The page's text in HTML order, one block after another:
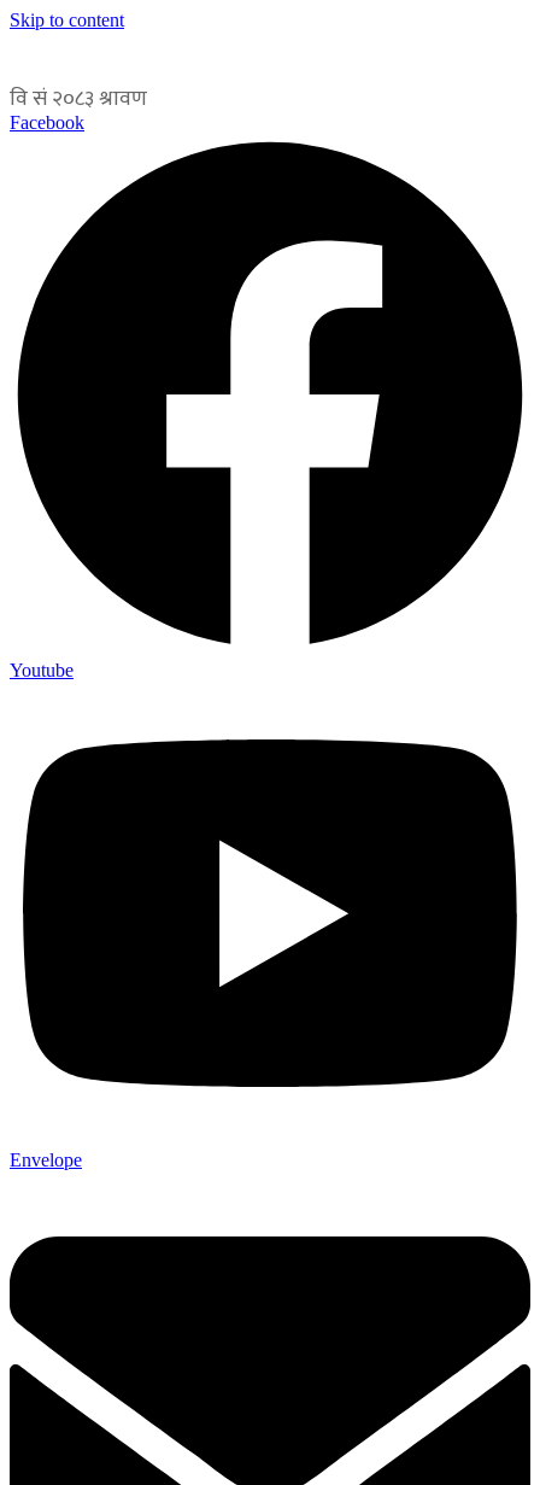
Skip to content
Facebook
Youtube
Envelope